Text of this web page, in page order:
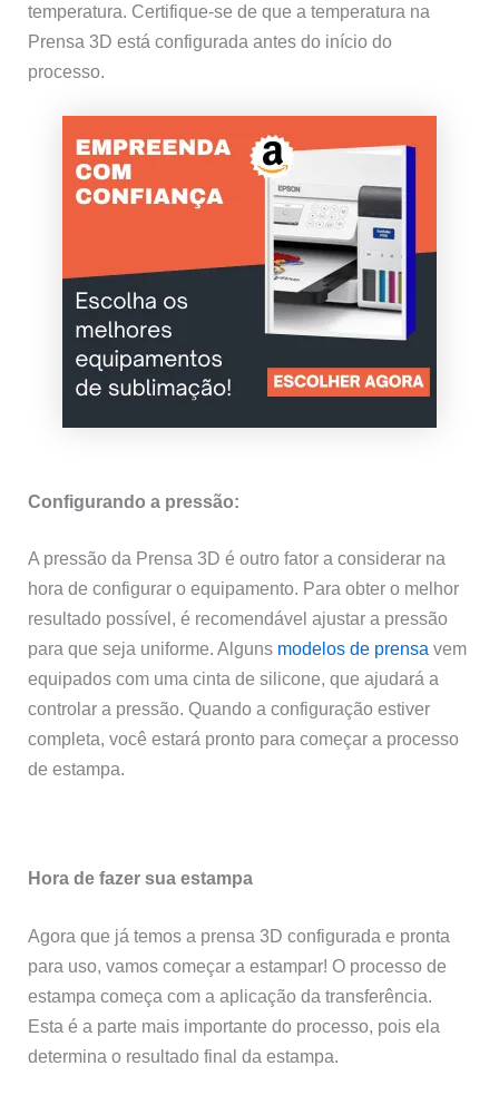
temperatura. Certifique-se de que a temperatura na
Prensa 3D está configurada antes do início do
processo.
Configurando a pressão:
A pressão da Prensa 3D é outro fator a considerar na
hora de configurar o equipamento. Para obter o melhor
resultado possível, é recomendável ajustar a pressão
para que seja uniforme. Alguns modelos de prensa vem
equipados com uma cinta de silicone, que ajudará a
controlar a pressão. Quando a configuração estiver
completa, você estará pronto para começar a processo
de estampa.
Hora de fazer sua estampa
Agora que já temos a prensa 3D configurada e pronta
para uso, vamos começar a estampar! O processo de
estampa começa com a aplicação da transferência.
Esta é a parte mais importante do processo, pois ela
determina o resultado final da estampa.